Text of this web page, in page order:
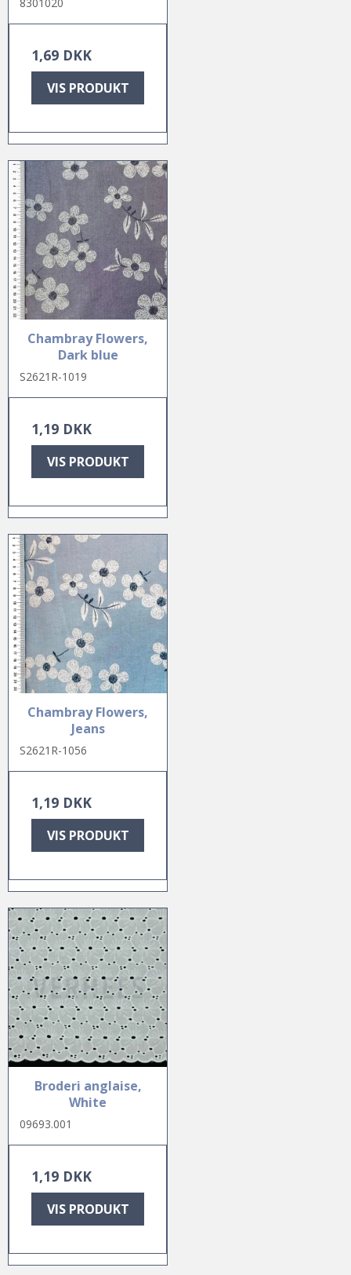
1,69 DKK
VIS PRODUKT
Chambray Flowers,
Dark blue
S2621R-1019
1,19 DKK
VIS PRODUKT
Chambray Flowers,
Jeans
S2621R-1056
1,19 DKK
VIS PRODUKT
Broderi anglaise,
White
09693.001
1,19 DKK
VIS PRODUKT